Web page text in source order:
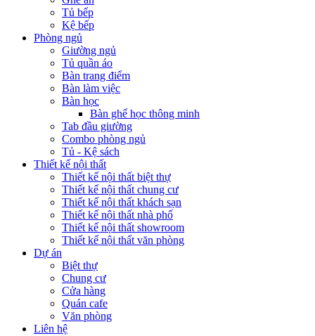
Tủ bếp
Kệ bếp
Phòng ngủ
Giường ngủ
Tủ quần áo
Bàn trang điểm
Bàn làm việc
Bàn học
Bàn ghế học thông minh
Tab đầu giường
Combo phòng ngủ
Tủ - Kệ sách
Thiết kế nội thất
Thiết kế nội thất biệt thự
Thiết kế nội thất chung cư
Thiết kế nội thất khách sạn
Thiết kế nội thất nhà phố
Thiết kế nội thất showroom
Thiết kế nội thất văn phòng
Dự án
Biệt thự
Chung cư
Cửa hàng
Quán cafe
Văn phòng
Liên hệ